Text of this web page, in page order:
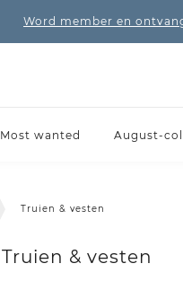
Word member en
Most wanted August-
Truien & vesten
Truien & vesten